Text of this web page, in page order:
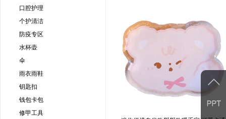
口腔护理
个护清洁
防疫专区
水杯壶
伞
雨衣雨鞋
钥匙扣
钱包卡包
修甲工具